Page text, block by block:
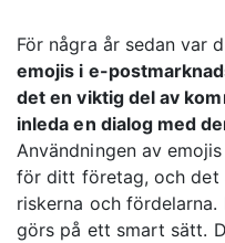
För några år sedan var
emojis i e-
det en viktig del av
inleda en dialog med
Användningen av
för ditt företag, och
riskerna och
görs på ett smart sätt.